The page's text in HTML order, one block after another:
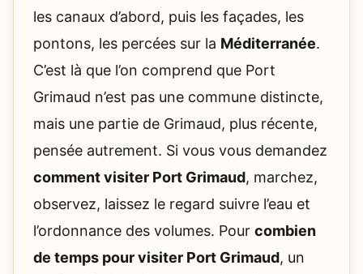
les canaux d’abord, puis les façades, les
pontons, les percées sur la Méditerranée.
C’est là que l’on comprend que Port
Grimaud n’est pas une commune distincte,
mais une partie de Grimaud, plus récente,
pensée autrement. Si vous vous demandez
comment visiter Port Grimaud, marchez,
observez, laissez le regard suivre l’eau et
l’ordonnance des volumes. Pour combien
de temps pour visiter Port Grimaud, un